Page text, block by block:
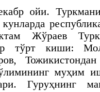
ойи.
Жўраев
тўрт киши:
муҳим
Гуруҳнинг